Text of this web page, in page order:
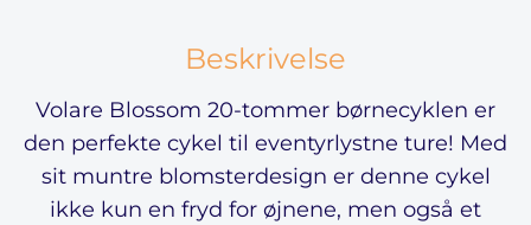
Beskrivelse
Volare Blossom 20-tommer børnecyklen er
den perfekte cykel til eventyrlystne ture! Med
sit muntre blomsterdesign er denne cykel
ikke kun en fryd for øjnene, men også et